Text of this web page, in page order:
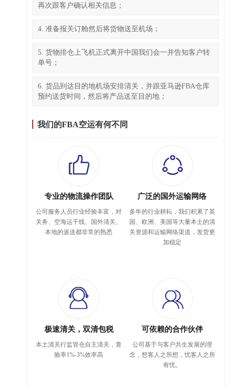
再次跟客户确认相关信息；
4. 准备报关订舱然后将货物送至机场；
5. 货物排仓上飞机正式离开中国我们会一并告知客户转
单号；
6. 货品到达目的地机场安排清关，并跟亚马逊FBA仓库
预约送货时间，然后将产品送至目的地；
我们的FBA空运有何不同
专业的物流操作团队
公司服务人员行业经验丰富，对
关务、空海运干线、国外清关、
本地的派送都非常的熟悉
广泛的国外运输网络
多年的行业耕耘，我们积累了英
国、欧洲、美国等大量本土的清
关资源和运输网络渠道，发货更
加稳定
极速清关，双清包税
本土清关行监管仓自主清关，查
验率1%-3%效率高
可依赖的合作伙伴
公司基于与客户共生发展的理
念，想客人之所想，忧客人之所
有忧。